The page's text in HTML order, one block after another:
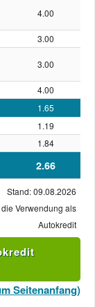
4.00
3.00
3.00
4.00
1.65
1.19
1.84
2.66
Stand: 09.08.2026
Verwendung als
Autokredit
Seitenanfang)